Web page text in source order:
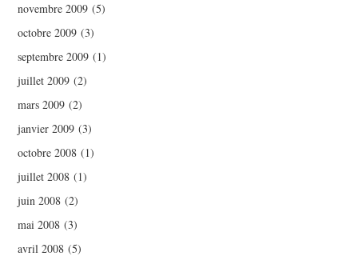
novembre 2009 (5)
octobre 2009 (3)
septembre 2009 (1)
juillet 2009 (2)
mars 2009 (2)
janvier 2009 (3)
octobre 2008 (1)
juillet 2008 (1)
juin 2008 (2)
mai 2008 (3)
avril 2008 (5)